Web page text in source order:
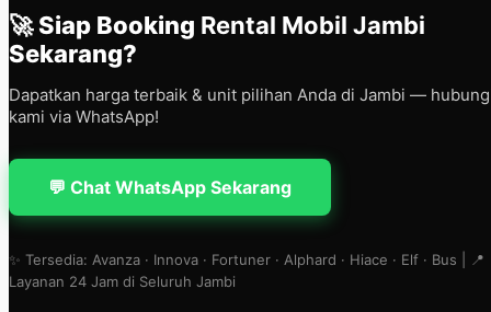
🚀 Siap Booking Rental Mobil Jambi
Sekarang?
Dapatkan harga terbaik & unit pilihan Anda di Jambi —
kami via WhatsApp!
💬 Chat WhatsApp Sekarang
✨ Tersedia: Avanza · Innova · Fortuner · Alphard · Hiace · Elf · Bus | 📍
Layanan 24 Jam di Seluruh Jambi